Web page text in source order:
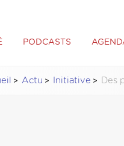
PODCASTS
Actu Initiative Des